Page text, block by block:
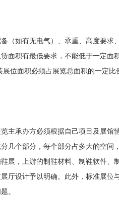
（如有无电气）、承重、高度要求
面积有最低要求，不能低于一定面
展位面积必须占展览总面积的一定比
承办方必须根据自己项目及展馆
几个部分，每个部分占多大的空间
展，上游的制鞋材料、制鞋软件、
厅设计予以明确。此外，标准展位
。